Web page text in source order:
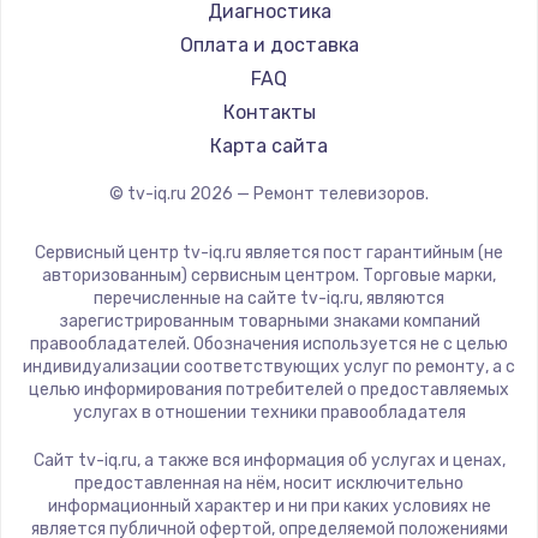
Замена видеокарты
1600 руб.
Заказать
Ремонт разъема питания
880 руб.
Заказать
Замена видеочипа
2745 руб.
Заказать
2600 руб.
Заказать
Hyundai
Doffler
Hiper
Grundig
HITACHI
Yandex
National
iFFALCON
Tuvio
Nord
BenQ
Диагностика
Оплата и доставка
FAQ
Контакты
Карта сайта
© tv-iq.ru 2026 — Ремонт телевизоров.
Сервисный центр tv-iq.ru является пост гарантийным (не
авторизованным) сервисным центром. Торговые марки,
перечисленные на сайте tv-iq.ru, являются
зарегистрированным товарными знаками компаний
правообладателей. Обозначения используется не с целью
индивидуализации соответствующих услуг по ремонту, а с
целью информирования потребителей о предоставляемых
услугах в отношении техники правообладателя
Сайт tv-iq.ru, а также вся информация об услугах и ценах,
предоставленная на нём, носит исключительно
информационный характер и ни при каких условиях не
является публичной офертой, определяемой положениями